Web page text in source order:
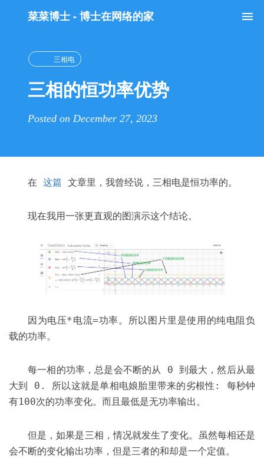
菜菜博士 - 博士在网络的家
三相电
三相的恒功率优势
Posted on December 27, 2023
在 这篇 文章里，我曾经说，三相电是恒功率的。
现在我用一张更直观的图演示这个结论。
因为电压*电流=功率。所以图片里是使用的纯电阻负
载的功率。
每一相的功率，总是会不断的从 0 到最大，然后从最
大到 0. 所以这就是单相电娘胎里带来的劣根性: 每秒钟
有100次的功率变化。而且最低是无功率输出。
但是，如果是三相，情况就发生了变化。虽然每相还是
会不断的变化输出功率，但是三者的和却是一个定值。